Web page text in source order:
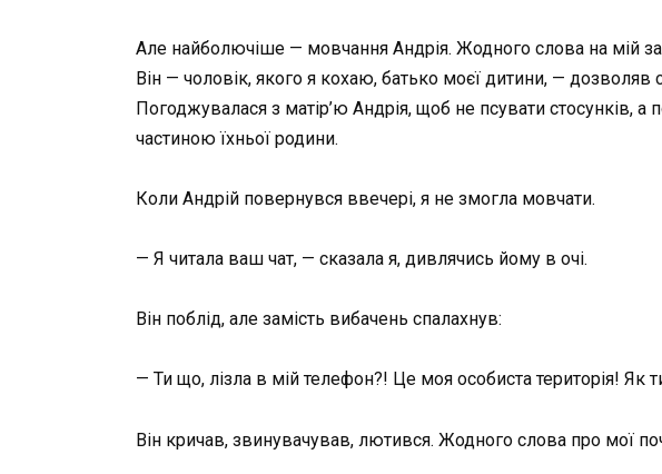
Але найболючіше — мовчання Андрія. Жодного слова на мій
Він — чоловік, якого я кохаю, батько моєї дитини, — дозволяв
Погоджувалася з матір’ю Андрія, щоб не псувати стосунків,
частиною їхньої родини.
Коли Андрій повернувся ввечері, я не змогла мовчати.
— Я читала ваш чат, — сказала я, дивлячись йому в очі.
Він поблід, але замість вибачень спалахнув:
— Ти що, лізла в мій телефон?! Це моя особиста територія! Як
Він кричав, звинувачував, лютився. Жодного слова про мої